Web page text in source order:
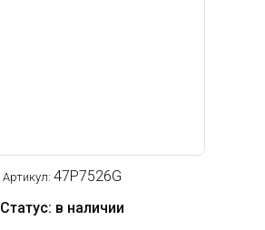
Артикул: 47P7526G
Статус: в наличии